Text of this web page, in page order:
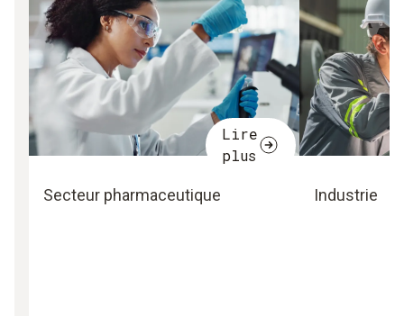
Lire
plus
Secteur pharmaceutique Industrie